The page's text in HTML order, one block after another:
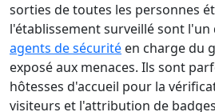
sorties de toutes les personnes
l'établissement surveillé sont l'un
agents de sécurité en charge du
exposé aux menaces. Ils sont
hôtesses d'accueil pour la
visiteurs et l'attribution de